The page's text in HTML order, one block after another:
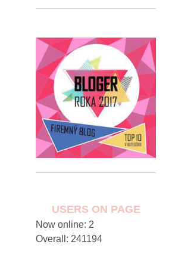
USERS ON PAGE
Now online: 2
Overall: 241194